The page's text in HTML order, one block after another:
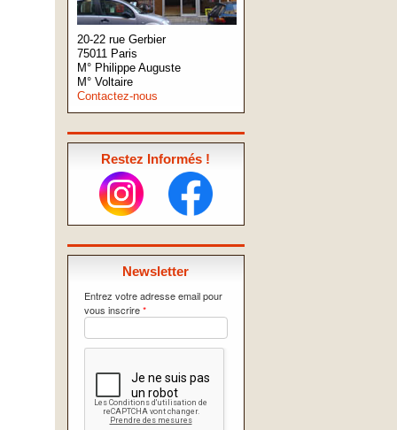
20-22 rue Gerbier
75011 Paris
M° Philippe Auguste
M° Voltaire
Contactez-nous
Restez Informés !
Newsletter
Entrez votre adresse email pour
vous inscrire*